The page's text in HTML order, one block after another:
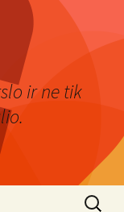
ir ne tik
Ieškoti: